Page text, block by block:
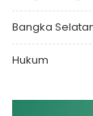
Bangka
Hukum